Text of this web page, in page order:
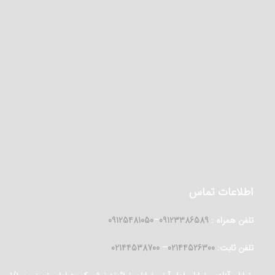
اطلاعات تماس
تلفن همراه : 09123386589
–
09125481050
تلفن ثابت: 02144526300
–